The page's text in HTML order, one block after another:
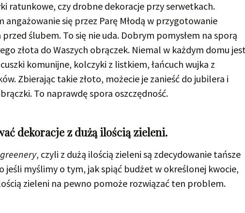
ratunkowe, czy drobne dekoracje przy serwetkach.
się przez Parę Młodą w przygotowanie
ślubem. To się nie uda. Dobrym pomysłem na sporą
złota do Waszych obrączek. Niemal w każdym domu
komunijne, kolczyki z listkiem, łańcuch wujka z
Zbierając takie złoto, możecie je zanieść do jubilera i
To naprawdę spora oszczędność.
dekoracje z dużą ilością zieleni.
greenery, czyli z dużą ilością zieleni są zdecydowanie tańsze
jeśli myślimy o tym, jak spiąć budżet w określonej kwocie,
zieleni na pewno pomoże rozwiązać ten problem.